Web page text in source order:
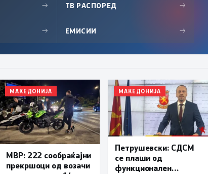
→ ТВ РАСПОРЕД →
→ ЕМИСИИ →
МАКЕДОНИЈА
МВР: 222 сообраќајни
прекршоци од возачи
МАКЕДОНИЈА
Петрушевски: СДСМ
се плаши од
функционален